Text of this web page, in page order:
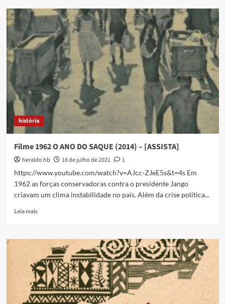
O
HOMEM
MATOU
PAULO
FRANCIS
(Primeira
parte)
história
Filme 1962 O ANO DO SAQUE (2014) – [ASSISTA]
heraldo hb 18 de julho de 2021
1
https://www.youtube.com/watch?v=AJcc-ZJeE5s&t=4s Em
1962 as forças conservadoras contra o presidente Jango
criavam um clima instabilidade no país. Além da crise política...
Leia maisRead
Filme
1962
O
ANO
DO
SAQUE
(2014)